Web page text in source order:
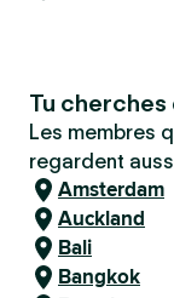
Tu
Les membres
regardent
Amsterdam
Auckland
Bali
Bangkok